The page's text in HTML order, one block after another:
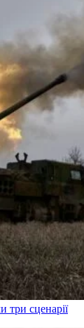
три сценарії